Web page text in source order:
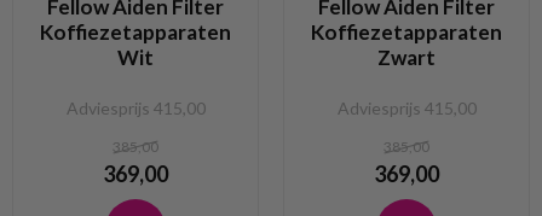
Fellow Aiden Filter
Koffiezetapparaten
Wit
Adviesprijs 415,00
385,00
369,00
Fellow Aiden Filter
Koffiezetapparaten
Zwart
Adviesprijs 415,00
385,00
369,00